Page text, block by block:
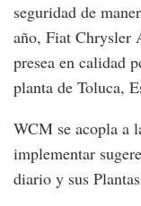
seguridad de
año, Fiat Chrysler
presea en calidad
planta de Toluca,
WCM se acopla a
implementar
diario y sus